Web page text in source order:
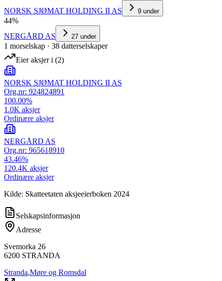
NORSK SJØMAT HOLDING II AS
9 under
44%
NERGÅRD AS
27 under
1 morselskap · 38 datterselskaper
Eier aksjer i (2)
NORSK SJØMAT HOLDING II AS
Org.nr: 924824891
100.00%
1.0K aksjer
Ordinære aksjer
NERGÅRD AS
Org.nr: 965618910
43.46%
120.4K aksjer
Ordinære aksjer
Kilde: Skatteetaten aksjeeierboken 2024
Selskapsinformasjon
Adresse
Svemorka 26
6200 STRANDA
Stranda,Møre og Romsdal